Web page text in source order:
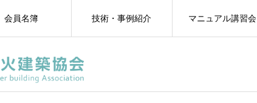
会員名簿 技術・事例紹介 マニュアル講習会